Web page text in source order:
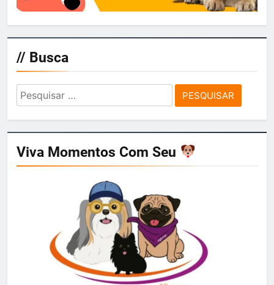
// Busca
Pesquisar
por:
Viva Momentos Com Seu